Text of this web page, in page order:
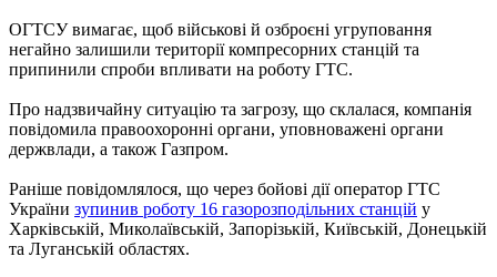
ОГТСУ вимагає, щоб військові й озброєні угруповання
негайно залишили території компресорних станцій та
припинили спроби впливати на роботу ГТС.
Про надзвичайну ситуацію та загрозу, що склалася, компанія
повідомила правоохоронні органи, уповноважені органи
держвлади, а також Газпром.
Раніше повідомлялося, що через бойові дії оператор ГТС
України зупинив роботу 16 газорозподільних станцій у
Харківській, Миколаївській, Запорізькій, Київській, Донецькій
та Луганській областях.